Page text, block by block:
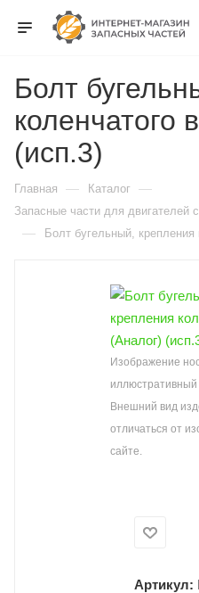
Болт
коленчатого
(исп.3)
Главная — Каталог —
Запасные части для двигателей
— Болт бугельный,
Изображение
иллюстративный
Внешний вид
отличаться от
сайте.
Артикул: